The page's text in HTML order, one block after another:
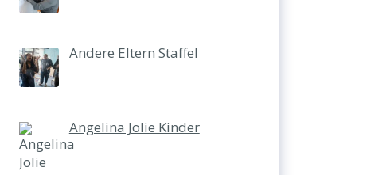
Andere Eltern Staffel
Angelina Jolie Kinder